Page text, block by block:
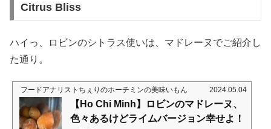
Citrus Bliss
ハイっ、ロビンのシトラス使いは、マドレーヌでご紹介し
た通り。
フードアナリストちぇりのホーチミンの美味いもん 2024.05.04
【Ho Chi Minh】ロビンのマドレーヌ、
色々あるけどライムバージョン幸せよ！